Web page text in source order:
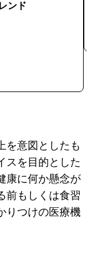
ンド
price
を意図としたも
スを目的とした
康に何か懸念が
前もしくは食習
りつけの医療機